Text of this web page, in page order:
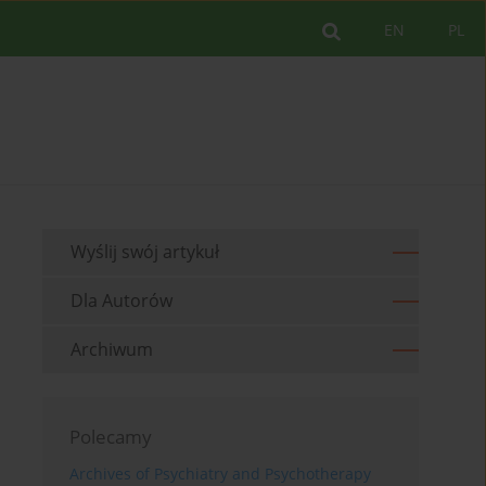
PL
EN
Wyślij swój artykuł
Dla Autorów
Archiwum
Polecamy
Archives of Psychiatry and Psychotherapy